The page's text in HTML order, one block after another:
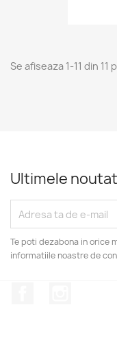
Se afiseaza 1-11 din 11
Ultimele
Te poti dezabona in orice
informatiile noastre de